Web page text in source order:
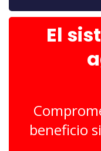
El
beneficio